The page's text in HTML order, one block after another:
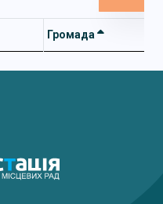
Громада